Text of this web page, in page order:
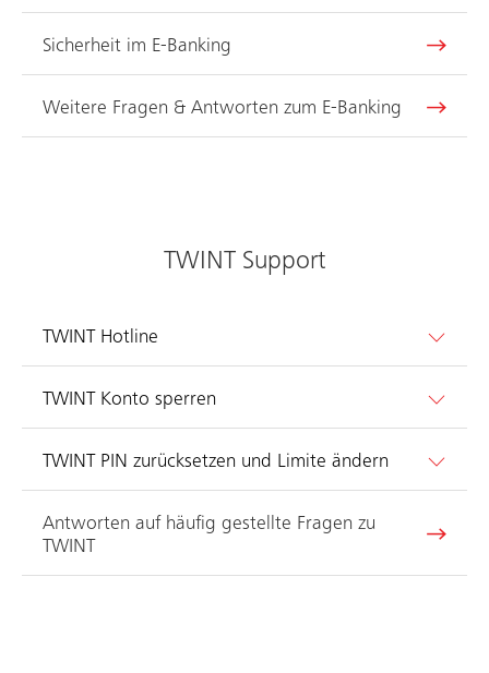
Sicherheit im E-Banking
Weitere Fragen & Antworten zum E-Banking
TWINT Support
TWINT Hotline
TWINT Konto sperren
TWINT PIN zurücksetzen und Limite ändern
Antworten auf häufig gestellte Fragen zu
TWINT